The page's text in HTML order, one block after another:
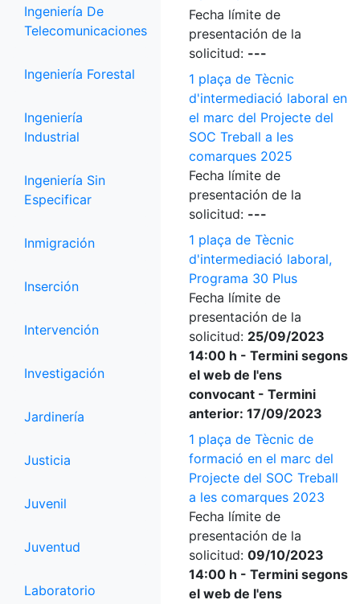
Ingeniería De
Telecomunicaciones
Ingeniería Forestal
Ingeniería
Industrial
Ingeniería Sin
Especificar
Inmigración
Inserción
Intervención
Investigación
Jardinería
Justicia
Juvenil
Juventud
Laboratorio
Fecha límite de
presentación de la
solicitud: ---
1 plaça de Tècnic
d'intermediació laboral en
el marc del Projecte del
SOC Treball a les
comarques 2025
Fecha límite de
presentación de la
solicitud: ---
1 plaça de Tècnic
d'intermediació laboral,
Programa 30 Plus
Fecha límite de
presentación de la
solicitud: 25/09/2023
14:00 h - Termini segons
el web de l'ens
convocant - Termini
anterior: 17/09/2023
1 plaça de Tècnic de
formació en el marc del
Projecte del SOC Treball
a les comarques 2023
Fecha límite de
presentación de la
solicitud: 09/10/2023
14:00 h - Termini segons
el web de l'ens